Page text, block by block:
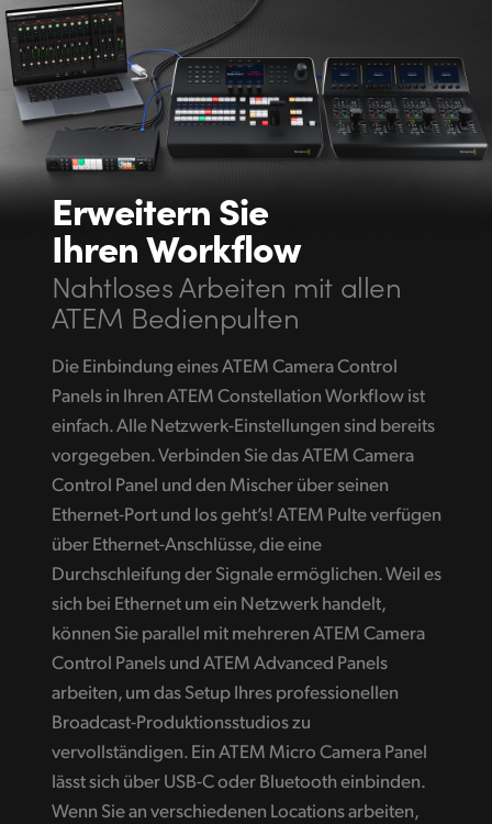
Erweitern Sie
Ihren Workflow
Nahtloses Arbeiten mit allen
ATEM Bedienpulten
Die Einbindung eines ATEM Camera Control
Panels in Ihren ATEM Constellation Workflow ist
einfach. Alle Netzwerk-Einstellungen sind bereits
vorgegeben. Verbinden Sie das ATEM Camera
Control Panel und den Mischer über seinen
Ethernet-Port und los geht’s! ATEM Pulte verfügen
über Ethernet-Anschlüsse, die eine
Durchschleifung der Signale ermöglichen. Weil es
sich bei Ethernet um ein Netzwerk handelt,
können Sie parallel mit mehreren ATEM Camera
Control Panels und ATEM Advanced Panels
arbeiten, um das Setup Ihres professionellen
Broadcast-Produktionsstudios zu
vervollständigen. Ein ATEM Micro Camera Panel
lässt sich über USB-C oder Bluetooth einbinden.
Wenn Sie an verschiedenen Locations arbeiten,